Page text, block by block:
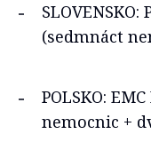
(sedmnáct
POLSKO:
nemocnic +